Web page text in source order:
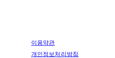
이용약관
개인정보처리방침